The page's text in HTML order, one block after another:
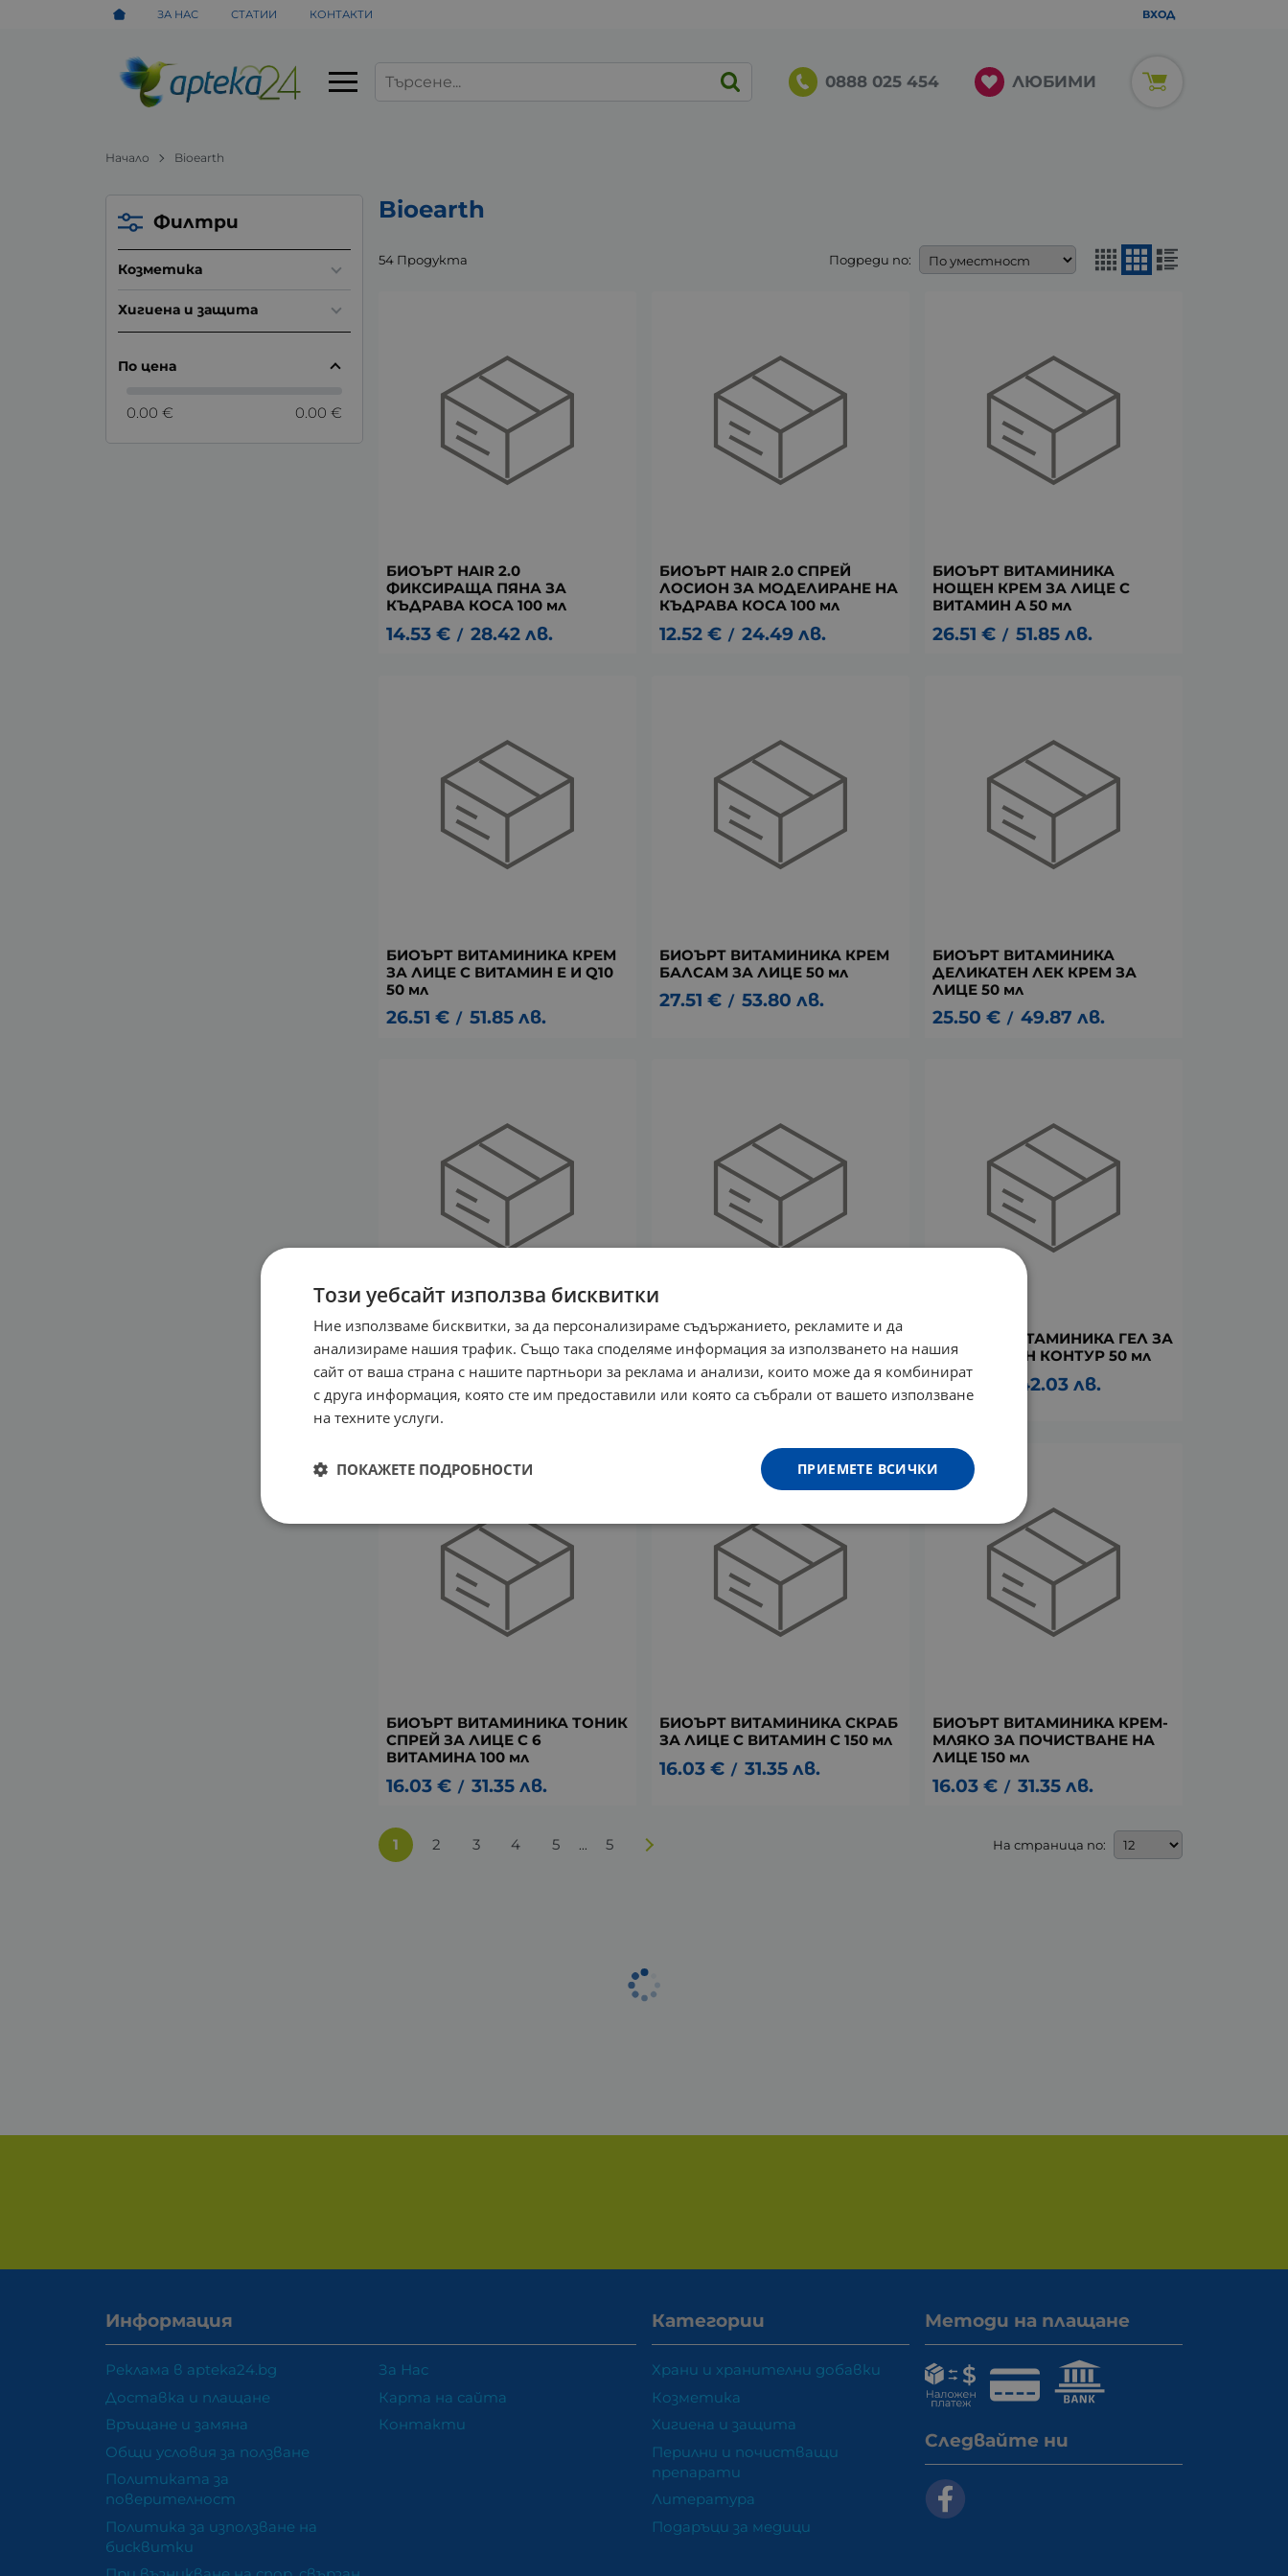
ЗА НАС СТАТИИ КОНТАКТИ ВХОД
0888 025 454 ЛЮБИМИ
Начало Bioearth
Bioearth
54 Продукта Подреди по:
БИОЪРТ HAIR 2.0
ФИКСИРАЩА ПЯНА ЗА
КЪДРАВА КОСА 100 мл
14.53 € / 28.42 лв.
БИОЪРТ HAIR 2.0 СПРЕЙ
ЛОСИОН ЗА МОДЕЛИРАНЕ НА
КЪДРАВА КОСА 100 мл
12.52 € / 24.49 лв.
БИОЪРТ ВИТАМИНИКА
НОЩЕН КРЕМ ЗА ЛИЦЕ С
ВИТАМИН A 50 мл
26.51 € / 51.85 лв.
БИОЪРТ ВИТАМИНИКА КРЕМ
ЗА ЛИЦЕ С ВИТАМИН E И Q10
50 мл
26.51 € / 51.85 лв.
БИОЪРТ ВИТАМИНИКА КРЕМ
БАЛСАМ ЗА ЛИЦЕ 50 мл
27.51 € / 53.80 лв.
БИОЪРТ ВИТАМИНИКА
ДЕЛИКАТЕН ЛЕК КРЕМ ЗА
ЛИЦЕ 50 мл
25.50 € / 49.87 лв.
БИОЪРТ ВИТАМИНИКА КРЕМ-
ФЛУИД ЗА ЛИЦЕ С ВИТАМИН
C И АМЛА 50 мл
26.51 € / 51.85 лв.
БИОЪРТ ВИТАМИНИКА СЕРУМ
ЗА ЛИЦЕ 50 мл
24.50 € 47.92 лв.
БИОЪРТ ВИТАМИНИКА ГЕЛ ЗА
ОКОЛООЧЕН КОНТУР 50 мл
21.49 42.03 лв.
БИОЪРТ ВИТАМИНИКА ТОНИК
СПРЕЙ ЗА ЛИЦЕ С 6
ВИТАМИНА 100 мл
16.03 € / 31.35 лв.
БИОЪРТ ВИТАМИНИКА СКРАБ
ЗА ЛИЦЕ С ВИТАМИН C 150 мл
16.03 € / 31.35 лв.
БИОЪРТ ВИТАМИНИКА КРЕМ-
МЛЯКО ЗА ПОЧИСТВАНЕ НА
ЛИЦЕ 150 мл
16.03 € / 31.35 лв.
1 2 3 4 5 ... 5 На страница по:
Филтри
Козметика
Хигиена и защита
По цена
0.00 € 0.00 €
Информация
Реклама в apteka24.bg
Доставка и плащане
Връщане и замяна
Общи условия за ползване
Политиката за
поверителност
Политика за използване на
бисквитки
За Нас
Карта на сайта
Контакти
Категории
Храни и хранителни добавки
Козметика
Хигиена и защита
Перилни и почистващи
препарати
Литература
Подаръци за медици
Методи на плащане
Следвайте ни
Този уебсайт използва бисквитки
Ние използваме бисквитки, за да персонализираме съдържанието, рекламите и да
анализираме нашия трафик. Също така споделяме информация за използването на нашия
сайт от ваша страна с нашите партньори за реклама и анализи, които може да я комбинират
с друга информация, която сте им предоставили или която са събрали от вашето използване
на техните услуги.
ПРИЕМЕТЕ ВСИЧКИ
ПОКАЖЕТЕ ПОДРОБНОСТИ